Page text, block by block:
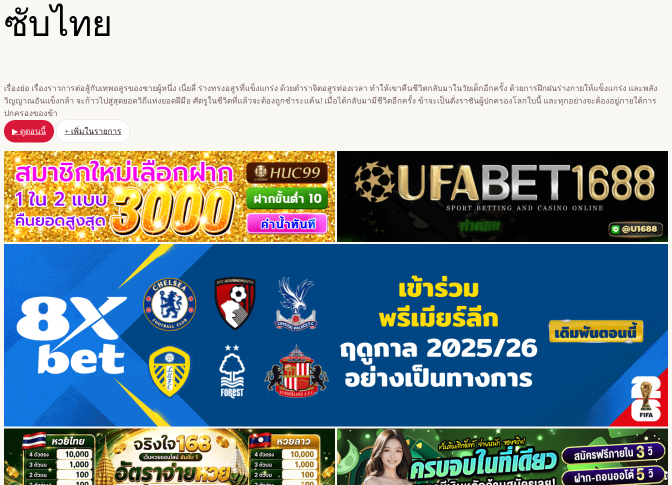
ซับไทย
เรื่องย่อ เรื่องราวการต่อสู้กับเทพอสูรของชายผู้หนึ่ง เนี่ยลี่ ร่างทรงอสูรที่แข็งแกร่ง ด้วยตำราจิตอสูรท่องเวลา ทำให้เขาคืนชีวิตกลับมาในวัยเด็กอีกครั้ง ด้วยการฝึกฝนร่างกายให้แข็งแกร่ง และพลัง
วิญญาณอันแข็งกล้า จะก้าวไปสู่สุดยอดวิถีแห่งยอดฝีมือ ศัตรูในชีวิตที่แล้วจะต้องถูกชำระแค้น! เมื่อได้กลับมามีชีวิตอีกครั้ง ข้าจะเป็นดั่งราชันผู้ปกครองโลกใบนี้ และทุกอย่างจะต้องอยู่ภายใต้การ
ปกครองของข้า
▶ ดูตอนนี้ + เพิ่มในรายการ